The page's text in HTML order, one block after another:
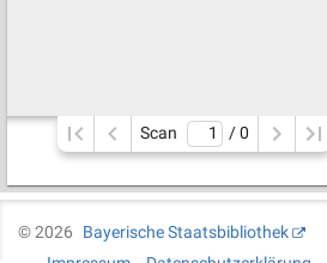
Scan / 0
©2026
Bayerische Staatsbibliothek